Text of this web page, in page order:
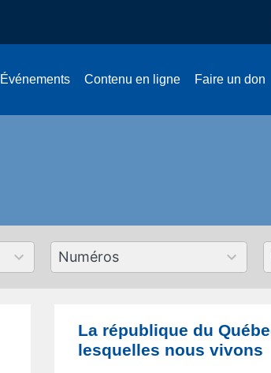
Événements Contenu en ligne Faire un don
179
results
La république du
lesquelles nous vivons